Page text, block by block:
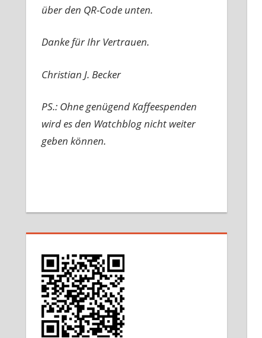
über den QR-Code unten.
Danke für Ihr Vertrauen.
Christian J. Becker
PS.: Ohne genügend Kaffeespenden
wird es den Watchblog nicht weiter
geben können.